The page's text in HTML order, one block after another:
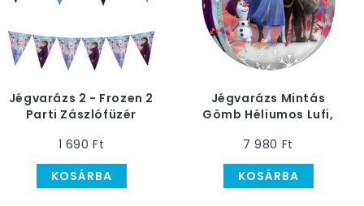
Jégvarázs 2 - Frozen 2
Parti Zászlófüzér
1 690 Ft
KOSÁRBA
Jégvarázs Mintás
Gömb Héliumos Lufi,
7 980 Ft
KOSÁRBA